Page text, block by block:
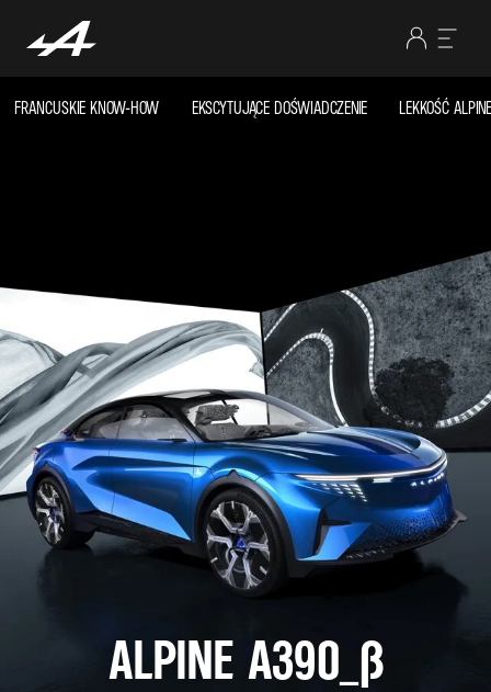
FRANCUSKIE KNOW-HOW EKSCYTUJĄCE DOŚWIADCZENIE LEKKOŚĆ ALPINE
ALPINE A390_Β